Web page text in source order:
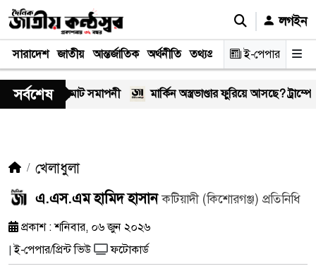
লগইন
সারাদেশ জাতীয় আন্তর্জাতিক অর্থনীতি তথ্যপ্রযুক্তি স্বাস্থ্য আইন-
ই-পেপার
সর্বশেষ
জমজমাট সমাপনী মার্কিন অস্ত্রভাণ্ডার ফুরিয়ে আসছে? ট্রাম্পের
খেলাধুলা
​এ.এস.এম হামিদ হাসানকটিয়াদী (কিশোরগঞ্জ) প্রতিনিধি
প্রকাশ : শনিবার, ০৬ জুন ২০২৬
| ই-পেপার/প্রিন্ট ভিউ ফটোকার্ড